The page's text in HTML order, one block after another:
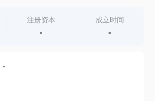
注册资本
-
成立时间
-
-